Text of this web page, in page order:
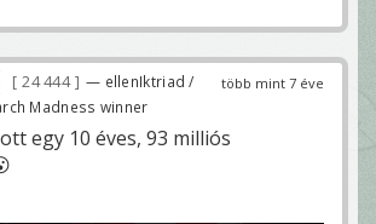
több mint 7 éve
24 444
— ellenIktriad /
Madness winner
egy 10 éves, 93 milliós